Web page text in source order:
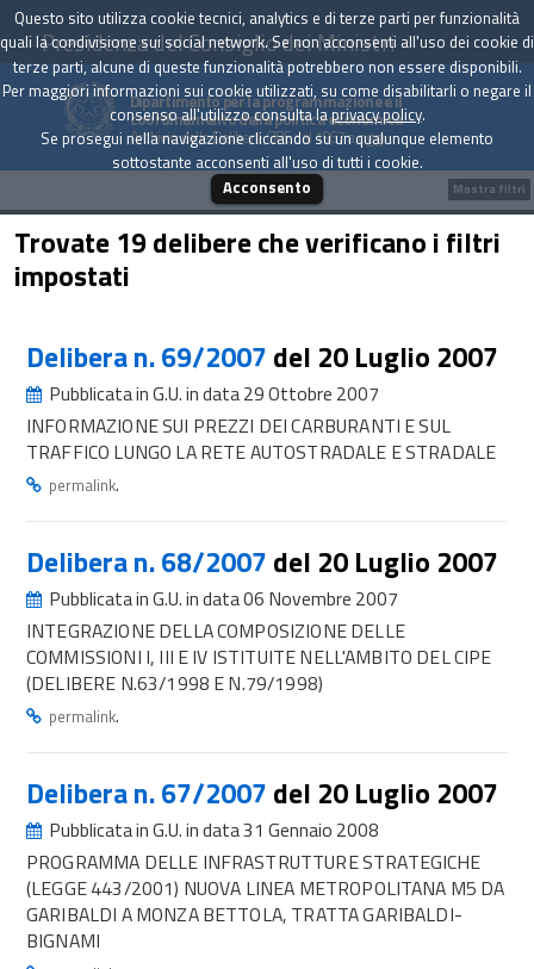
Presidenza del Consiglio dei Ministri
Dipartimento per la programmazione e il
coordinamento della politica economica
Archivio delle Delibere CIPE dal 1967 a oggi
Trovate 19 delibere che verificano i filtri
impostati
Delibera n. 69/2007 del 20 Luglio 2007
Pubblicata in G.U. in data 29 Ottobre 2007
INFORMAZIONE SUI PREZZI DEI CARBURANTI E SUL
TRAFFICO LUNGO LA RETE AUTOSTRADALE E STRADALE
permalink.
Delibera n. 68/2007 del 20 Luglio 2007
Pubblicata in G.U. in data 06 Novembre 2007
INTEGRAZIONE DELLA COMPOSIZIONE DELLE
COMMISSIONI I, III E IV ISTITUITE NELL'AMBITO DEL CIPE
(DELIBERE N.63/1998 E N.79/1998)
permalink.
Delibera n. 67/2007 del 20 Luglio 2007
Pubblicata in G.U. in data 31 Gennaio 2008
PROGRAMMA DELLE INFRASTRUTTURE STRATEGICHE
(LEGGE 443/2001) NUOVA LINEA METROPOLITANA M5 DA
GARIBALDI A MONZA BETTOLA, TRATTA GARIBALDI-
BIGNAMI
Mostra filtri
Questo sito utilizza cookie tecnici, analytics e di terze parti per funzionalità
quali la condivisione sui social network. Se non acconsenti all'uso dei cookie di
terze parti, alcune di queste funzionalità potrebbero non essere disponibili.
Per maggiori informazioni sui cookie utilizzati, su come disabilitarli o negare il
consenso all'utilizzo consulta laprivacy policy.
Se prosegui nella navigazione cliccando su un qualunque elemento
sottostante acconsenti all'uso di tutti i cookie.
Acconsento